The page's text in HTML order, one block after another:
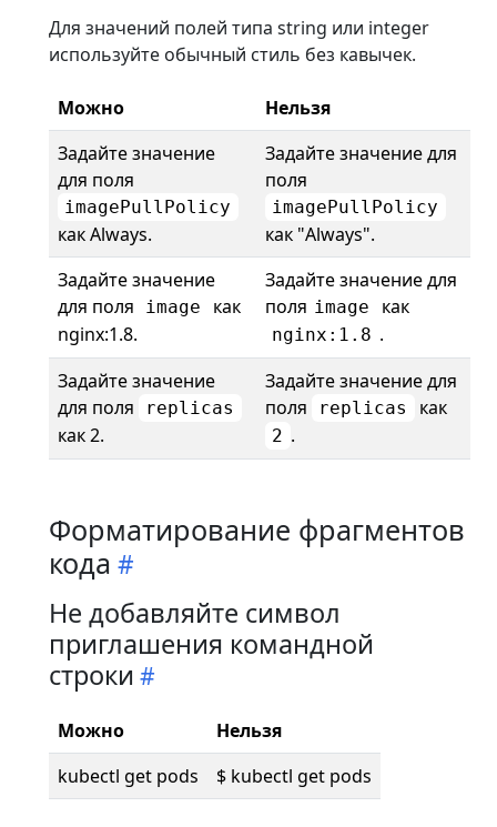
Для значений полей типа string или integer
используйте обычный стиль без кавычек.
Можно
Нельзя
Задайте значение
для поля
imagePullPolicy
как Always.
Задайте значение для
поля
imagePullPolicy
как "Always".
Задайте значение
для поля
image
как
nginx:1.8.
Задайте значение для
поля image как
nginx:1.8 .
Задайте значение
для поля
replicas
как 2.
Задайте значение для
поля
replicas как
2 .
Форматирование фрагментов
кода
Не добавляйте символ
приглашения командной
строки
Можно
Нельзя
kubectl get pods
$ kubectl get pods